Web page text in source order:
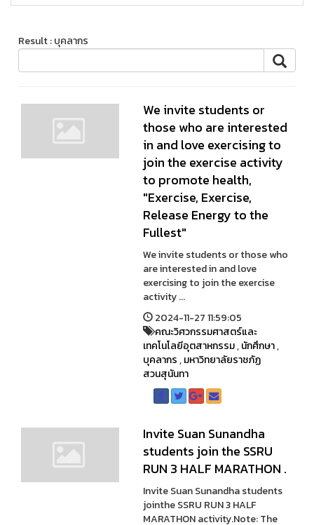
Result : บุคลากร
We invite students or
those who are interested
in and love exercising to
join the exercise activity
to promote health,
"Exercise, Exercise,
Release Energy to the
Fullest"
We invite students or those who
are interested in and love
exercising to join the exercise
activity ...
2024-11-27 11:59:05
คณะวิศวกรรมศาสตร์และ
เทคโนโลยีอุตสาหกรรม,นักศึกษา,
บุคลากร,มหาวิทยาลัยราชภัฏ
สวนสุนันทา
Invite Suan Sunandha
students join the SSRU
RUN 3 HALF MARATHON .
Invite Suan Sunandha students
jointhe SSRU RUN 3 HALF
MARATHON activity.Note: The